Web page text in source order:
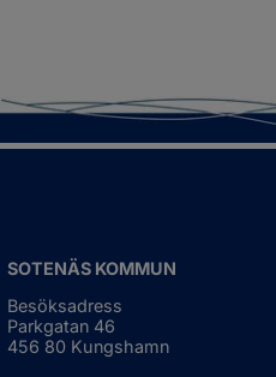
SOTENÄS KOMMUN
Besöksadress
Parkgatan 46
456 80 Kungshamn